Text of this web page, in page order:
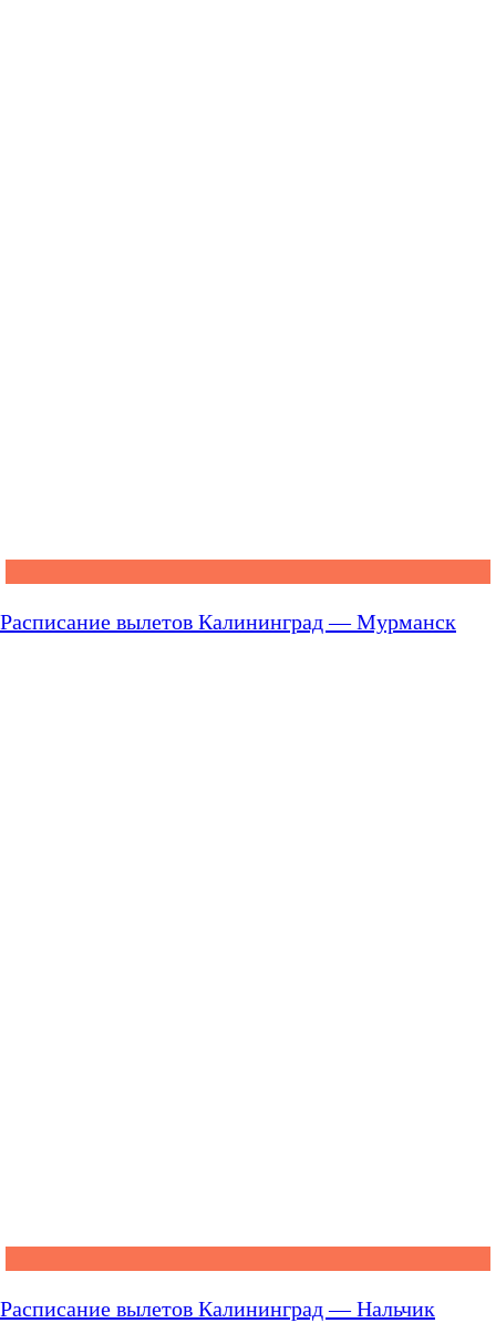
Расписание вылетов Калининград — Мурманск
Расписание вылетов Калининград — Нальчик